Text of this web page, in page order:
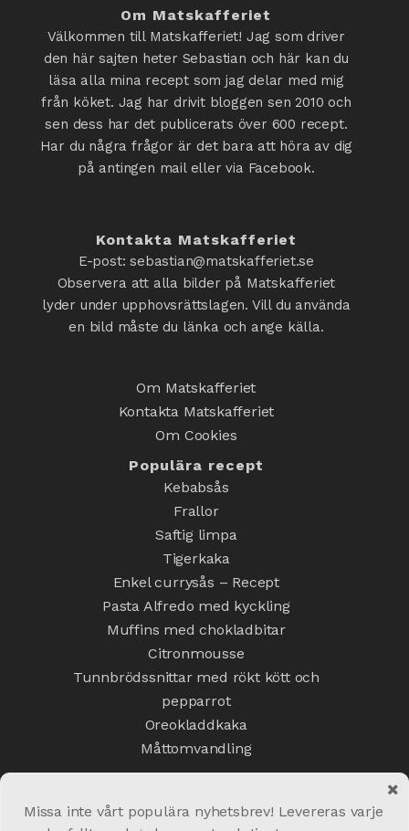
Om Matskafferiet
Välkommen till Matskafferiet! Jag som driver
den här sajten heter Sebastian och här kan du
läsa alla mina recept som jag delar med mig
från köket. Jag har drivit bloggen sen 2010 och
sen dess har det publicerats över 600 recept.
Har du några frågor är det bara att höra av dig
på antingen mail eller via Facebook.
Kontakta Matskafferiet
E-post: sebastian@matskafferiet.se
Observera att alla bilder på Matskafferiet
lyder under upphovsrättslagen. Vill du använda
en bild måste du länka och ange källa.
Om Matskafferiet
Kontakta Matskafferiet
Om Cookies
Populära recept
Kebabsås
Frallor
Saftig limpa
Tigerkaka
Enkel currysås – Recept
Pasta Alfredo med kyckling
Muffins med chokladbitar
Citronmousse
Tunnbrödssnittar med rökt kött och
pepparrot
Oreokladdkaka
Måttomvandling
Missa inte vårt populära nyhetsbrev! Levereras varje